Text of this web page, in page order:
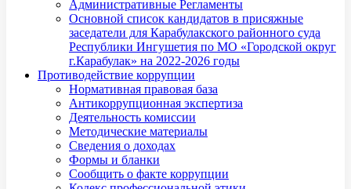
Административные Регламенты
Основной список кандидатов в присяжные
заседатели для Карабулакского районного суда
Республики Ингушетия по МО «Городской округ
г.Карабулак» на 2022-2026 годы
Противодействие коррупции
Нормативная правовая база
Антикоррупционная экспертиза
Деятельность комиссии
Методические материалы
Сведения о доходах
Формы и бланки
Сообщить о факте коррупции